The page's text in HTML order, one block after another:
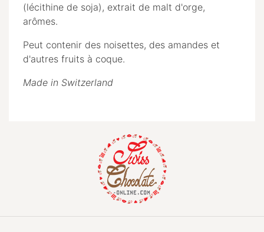
(lécithine de soja), extrait de malt d'orge,
arômes.
Peut contenir des noisettes, des amandes et
d'autres fruits à coque.
Made in Switzerland